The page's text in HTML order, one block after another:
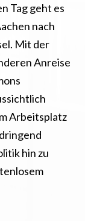
Tag geht es
nach
Mit der
Anreise
Arbeitsplatz
hin zu